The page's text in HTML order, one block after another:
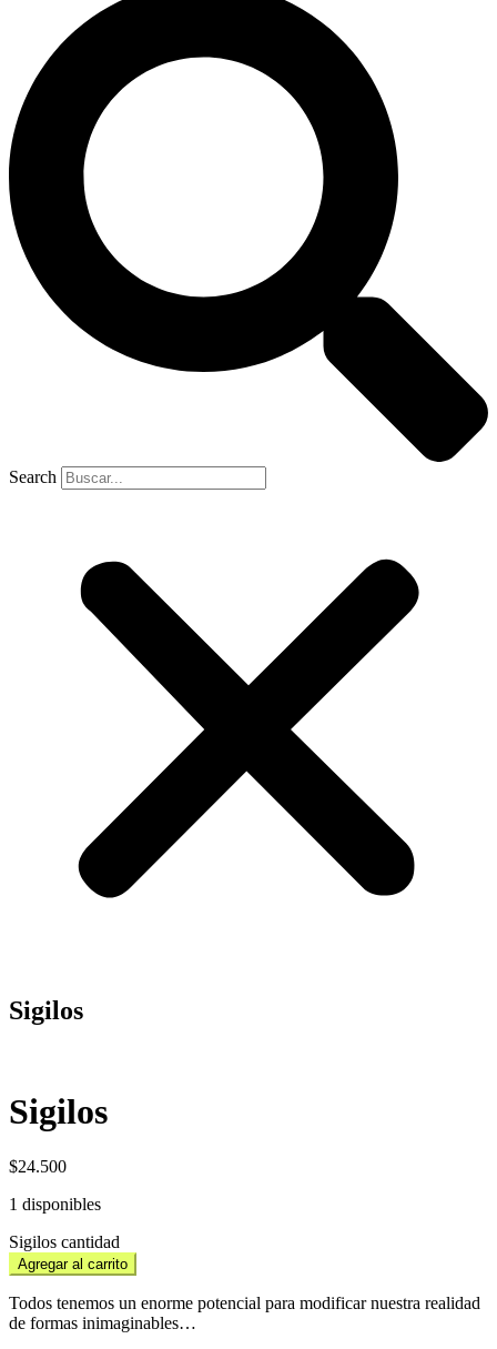
Search
Sigilos
Sigilos
$24.500
1 disponibles
Sigilos cantidad
Agregar al carrito
Todos tenemos un enorme potencial para modificar nuestra realidad
de formas inimaginables…